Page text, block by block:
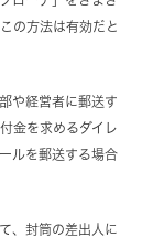
の方法は有効だと
や経営者に郵送す
金を求めるダイレ
ルを郵送する場合
、封筒の差出人に